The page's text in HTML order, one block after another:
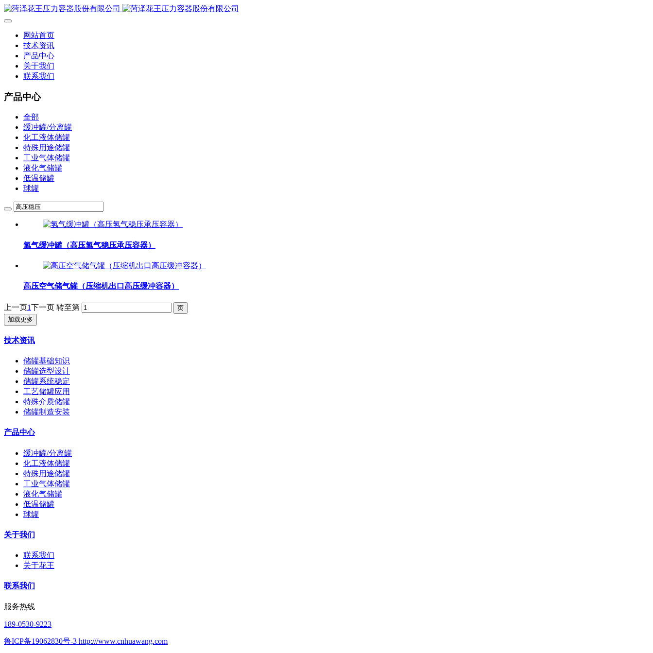
网站首页
技术资讯
产品中心
关于我们
联系我们
产品中心
全部
缓冲罐/分离罐
化工液体储罐
特殊用途储罐
工业气体储罐
液化气储罐
低温储罐
球罐
氢气缓冲罐（高压氢气稳压承压容器）
高压空气储气罐（压缩机出口高压缓冲容器）
上一页1下一页 转至第
加载更多
技术资讯
储罐基础知识
储罐选型设计
储罐系统稳定
工艺储罐应用
特殊介质储罐
储罐制造安装
产品中心
缓冲罐/分离罐
化工液体储罐
特殊用途储罐
工业气体储罐
液化气储罐
低温储罐
球罐
关于我们
联系我们
关于花王
联系我们
服务热线
189-0530-9223
鲁ICP备19062830号-3 http:///www.cnhuawang.com